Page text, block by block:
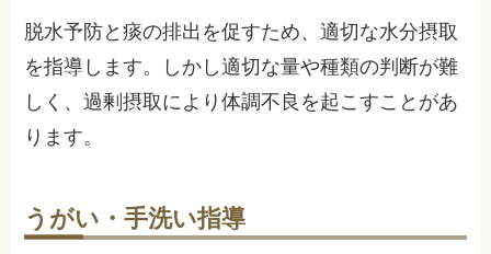
脱水予防と痰の排出を促すため、適切な水分摂取
を指導します。しかし適切な量や種類の判断が難
しく、過剰摂取により体調不良を起こすことがあ
ります。
うがい・手洗い指導